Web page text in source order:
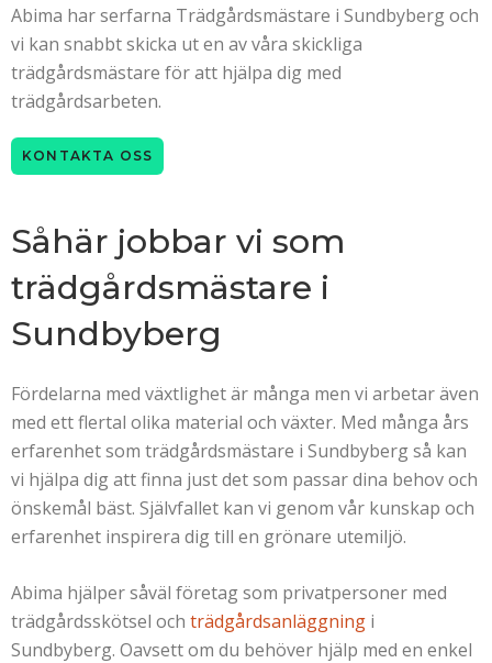
Abima har serfarna Trädgårdsmästare i Sundbyberg och
vi kan snabbt skicka ut en av våra skickliga
trädgårdsmästare för att hjälpa dig med
trädgårdsarbeten.
KONTAKTA OSS
Såhär jobbar vi som
trädgårdsmästare i
Sundbyberg
Fördelarna med växtlighet är många men vi arbetar även
med ett flertal olika material och växter. Med många års
erfarenhet som trädgårdsmästare i Sundbyberg så kan
vi hjälpa dig att finna just det som passar dina behov och
önskemål bäst. Självfallet kan vi genom vår kunskap och
erfarenhet inspirera dig till en grönare utemiljö.
Abima hjälper såväl företag som privatpersoner med
trädgårdsskötsel och trädgårdsanläggning i
Sundbyberg. Oavsett om du behöver hjälp med en enkel